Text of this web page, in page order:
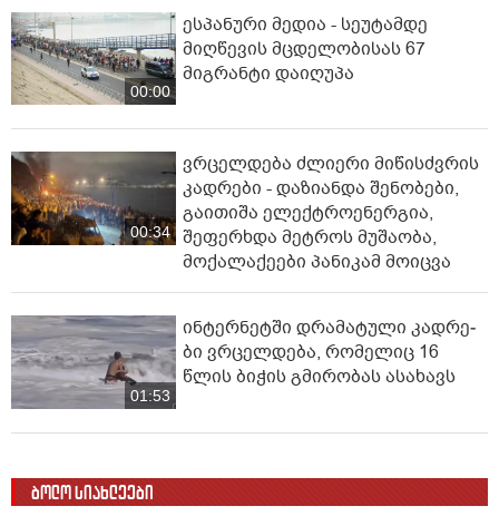
00:00
ესპანური მედია - სეუტამდე
მიღწევის მცდელობისას 67
მიგრანტი დაიღუპა
00:34
ვრცელდება ძლიერი მიწისძვრის
კადრები - დაზიანდა შენობები,
გაითიშა ელექტროენერგია,
შეფერხდა მეტროს მუშაობა,
მოქალაქეები პანიკამ მოიცვა
01:53
ინ­ტერ­ნეტ­ში დრა­მა­ტუ­ლი კად­რე­
ბი ვრცელდება, რომელიც 16
წლის ბიჭის გმირობას ასახავს
ბოლო სიახლეები